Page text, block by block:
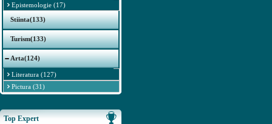
Epistemologie (17)
Stiinta(133)
Turism(133)
Arta(124)
Literatura (127)
Pictura (31)
Top Expert